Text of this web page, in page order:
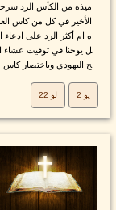
ميذه من الكأس الرد
الأخير في كل من كاس
ه ام أكثر الرد على ادعاء
ل يوحنا في توقيت
ح اليهودي وباختصار
يو 2 لو 22